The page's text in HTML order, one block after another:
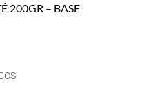
200GR – BASE